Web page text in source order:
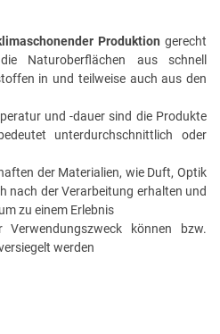
Produktion gerecht
Naturoberflächen aus schnell
in und teilweise auch aus den
und -dauer sind die Produkte
unterdurchschnittlich oder
der Materialien, wie Duft, Optik
nach der Verarbeitung erhalten und
zu einem Erlebnis
können bzw.
werden